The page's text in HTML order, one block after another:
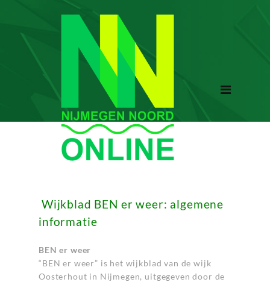
Wijkblad BEN er weer: algemene
informatie
BEN er weer
“BEN er weer” is het wijkblad van de wijk
Oosterhout in Nijmegen, uitgegeven door de